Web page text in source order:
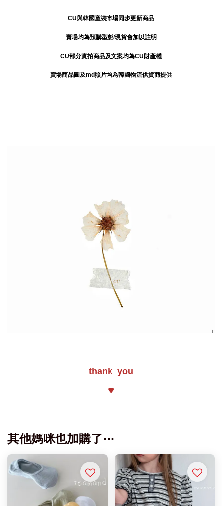
CU與韓國童裝市場同步更新商品
賣場均為預購型態/現貨會加以註明
CU部分實拍商品及文案均為CU財產權
賣場商品圖及md照片均為韓國物流供貨商提供
thank you
♥
其他媽咪也加購了⋯